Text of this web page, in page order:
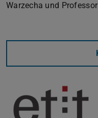
Warzecha und